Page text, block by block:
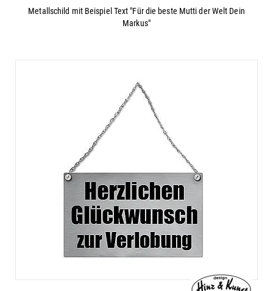
Metallschild mit Beispiel Text "Für die beste Mutti der Welt Dein
Markus"